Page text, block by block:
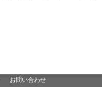
お問い合わせ